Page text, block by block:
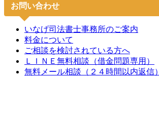
お問い合わせ
いなげ司法書士事務所のご案内
料金について
ご相談を検討されている方へ
ＬＩＮＥ無料相談（借金問題専用）
無料メール相談（２４時間以内返信）